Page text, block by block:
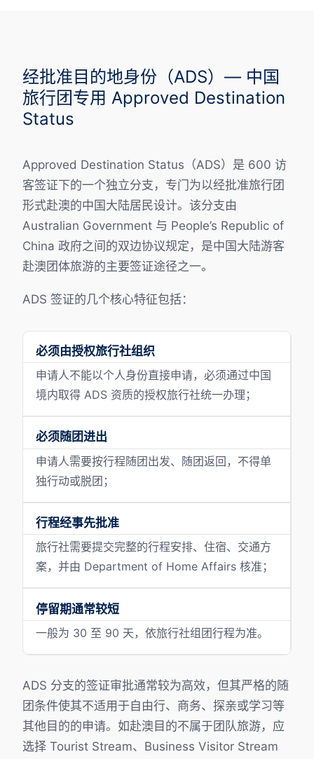
经批准目的地身份（ADS）— 中国
旅行团专用 Approved Destination
Status
Approved Destination Status（ADS）是 600 访
客签证下的一个独立分支，专门为以经批准旅行团
形式赴澳的中国大陆居民设计。该分支由
Australian Government 与 People’s Republic of
China 政府之间的双边协议规定，是中国大陆游客
赴澳团体旅游的主要签证途径之一。
ADS 签证的几个核心特征包括：
必须由授权旅行社组织
申请人不能以个人身份直接申请，必须通过中国
境内取得 ADS 资质的授权旅行社统一办理；
必须随团进出
申请人需要按行程随团出发、随团返回，不得单
独行动或脱团；
行程经事先批准
旅行社需要提交完整的行程安排、住宿、交通方
案，并由 Department of Home Affairs 核准；
停留期通常较短
一般为 30 至 90 天，依旅行社组团行程为准。
ADS 分支的签证审批通常较为高效，但其严格的随
团条件使其不适用于自由行、商务、探亲或学习等
其他目的的申请。如赴澳目的不属于团队旅游，应
选择 Tourist Stream、Business Visitor Stream